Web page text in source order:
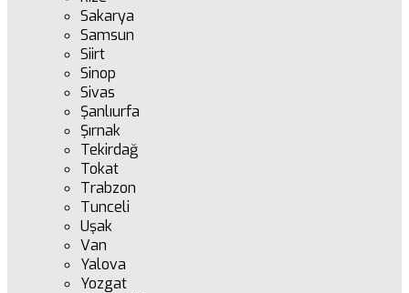
Sakarya
Samsun
Siirt
Sinop
Sivas
Şanlıurfa
Şırnak
Tekirdağ
Tokat
Trabzon
Tunceli
Uşak
Van
Yalova
Yozgat